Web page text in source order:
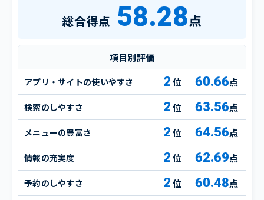
総合得点 58.28点
項目別評価
アプリ・サイトの使いやすさ 2 60.66点
検索のしやすさ 2 63.56点
メニューの豊富さ 2 64.56点
情報の充実度 2 62.69点
予約のしやすさ 2 60.48点